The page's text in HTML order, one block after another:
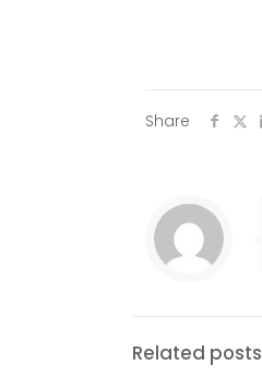
Share
Related posts